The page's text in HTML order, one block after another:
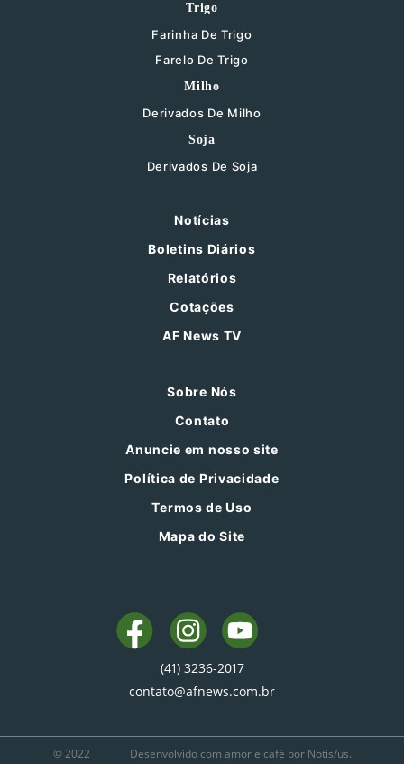
Trigo
Farinha De Trigo
Farelo De Trigo
Milho
Derivados De Milho
Soja
Derivados De Soja
Notícias
Boletins Diários
Relatórios
Cotações
AF News TV
Sobre Nós
Contato
Anuncie em nosso site
Política de Privacidade
Termos de Uso
Mapa do Site
(41) 3236-2017
contato@afnews.com.br
© 2022 Desenvolvido com amor e café por Notis/us.